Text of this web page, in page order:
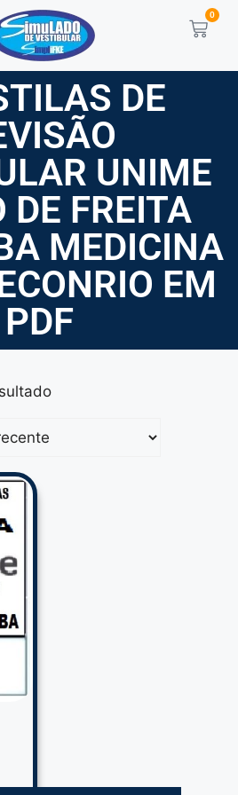
0
DE
UNIME
DE FREITA
MEDICINA
EM
PDF